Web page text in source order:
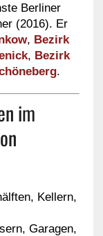
Berliner
(2016). Er
, Bezirk
, Bezirk
.
im
Kellern,
Garagen,